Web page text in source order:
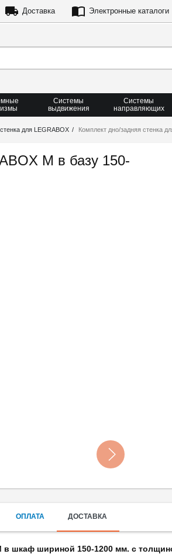
Доставка Электронные каталоги
Системы
выдвижения
Системы
направляющих
для LEGRABOX Комплект дно/задняя стенка
M в базу 150-
ОПЛАТА ДОСТАВКА
в шкаф шириной 150-1200 мм. с